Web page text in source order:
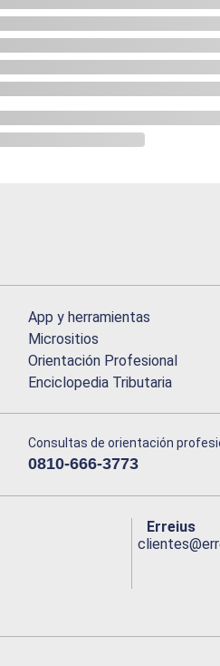
App y herramientas
Micrositios
Orientación Profesional
Enciclopedia Tributaria
Consultas de orientación
0810-666-3773
Erreius